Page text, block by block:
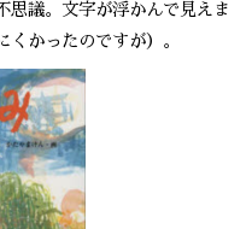
思議。文字が浮かんで見えま
くかったのですが）。